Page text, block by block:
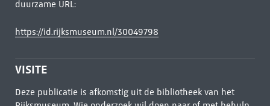
duurzame URL:
https://id.rijksmuseum.nl/30049798
VISITE
Deze publicatie is afkomstig uit de bibliotheek van het